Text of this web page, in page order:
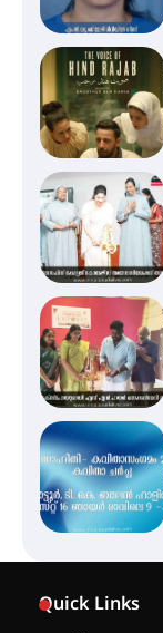
Quick Links